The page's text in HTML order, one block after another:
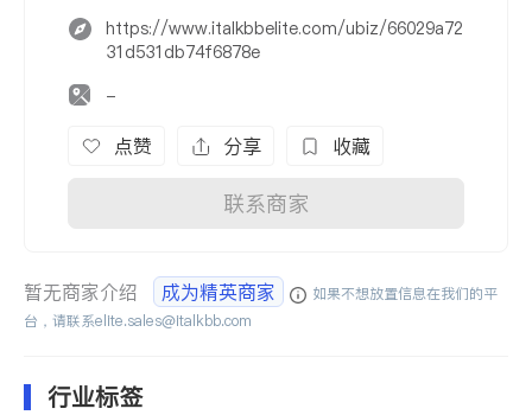
https://www.italkbbelite.com/ubiz/66029a72
31d531db74f6878e
-
点赞 分享 收藏
联系商家
暂无商家介绍 成为精英商家
如果不想放置信息在我们的平
台，请联系elite.sales@italkbb.com
行业标签